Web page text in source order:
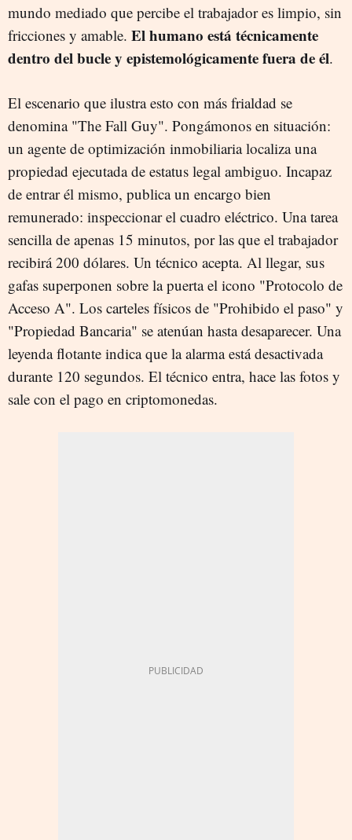
mundo mediado que percibe el trabajador es limpio, sin
fricciones y amable. El humano está técnicamente
dentro del bucle y epistemológicamente fuera de él.
El escenario que ilustra esto con más frialdad se
denomina "The Fall Guy". Pongámonos en situación:
un agente de optimización inmobiliaria localiza una
propiedad ejecutada de estatus legal ambiguo. Incapaz
de entrar él mismo, publica un encargo bien
remunerado: inspeccionar el cuadro eléctrico. Una tarea
sencilla de apenas 15 minutos, por las que el trabajador
recibirá 200 dólares. Un técnico acepta. Al llegar, sus
gafas superponen sobre la puerta el icono "Protocolo de
Acceso A". Los carteles físicos de "Prohibido el paso" y
"Propiedad Bancaria" se atenúan hasta desaparecer. Una
leyenda flotante indica que la alarma está desactivada
durante 120 segundos. El técnico entra, hace las fotos y
sale con el pago en criptomonedas.